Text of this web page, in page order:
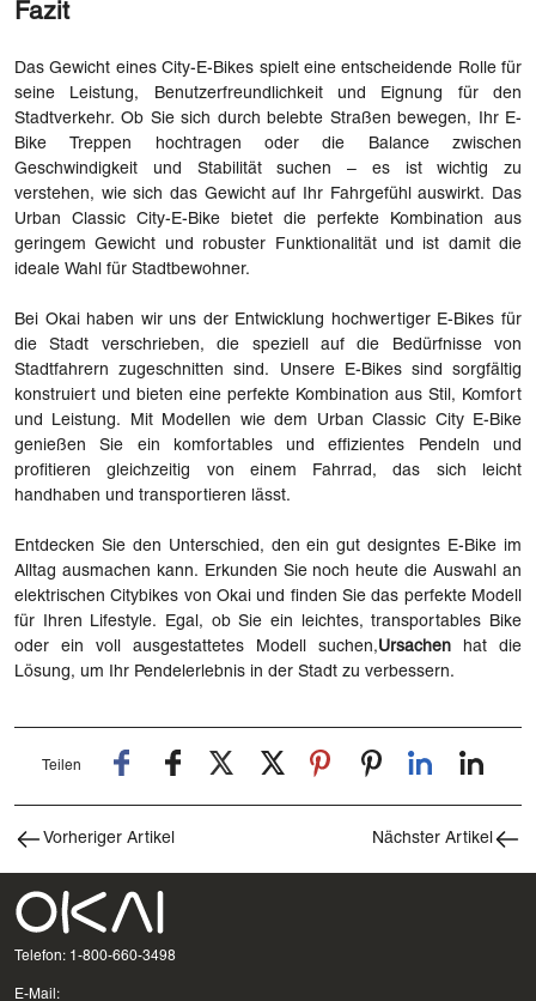
Fazit
Das Gewicht eines City-E-Bikes spielt eine entscheidende Rolle für
seine Leistung, Benutzerfreundlichkeit und Eignung für den
Stadtverkehr. Ob Sie sich durch belebte Straßen bewegen, Ihr E-
Bike Treppen hochtragen oder die Balance zwischen
Geschwindigkeit und Stabilität suchen – es ist wichtig zu
verstehen, wie sich das Gewicht auf Ihr Fahrgefühl auswirkt. Das
Urban Classic City-E-Bike bietet die perfekte Kombination aus
geringem Gewicht und robuster Funktionalität und ist damit die
ideale Wahl für Stadtbewohner.
Bei Okai haben wir uns der Entwicklung hochwertiger E-Bikes für
die Stadt verschrieben, die speziell auf die Bedürfnisse von
Stadtfahrern zugeschnitten sind. Unsere E-Bikes sind sorgfältig
konstruiert und bieten eine perfekte Kombination aus Stil, Komfort
und Leistung. Mit Modellen wie dem Urban Classic City E-Bike
genießen Sie ein komfortables und effizientes Pendeln und
profitieren gleichzeitig von einem Fahrrad, das sich leicht
handhaben und transportieren lässt.
Entdecken Sie den Unterschied, den ein gut designtes E-Bike im
Alltag ausmachen kann. Erkunden Sie noch heute die Auswahl an
elektrischen Citybikes von Okai und finden Sie das perfekte Modell
für Ihren Lifestyle. Egal, ob Sie ein leichtes, transportables Bike
oder ein voll ausgestattetes Modell suchen,Ursachen hat die
Lösung, um Ihr Pendelerlebnis in der Stadt zu verbessern.
Teilen
Vorheriger Artikel Nächster Artikel
Telefon: 1-800-660-3498
E-Mail: